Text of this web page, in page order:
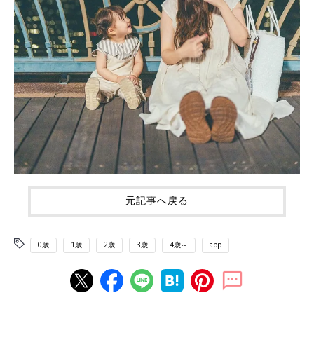
元記事へ戻る
0歳 1歳 2歳 3歳 4歳～ app